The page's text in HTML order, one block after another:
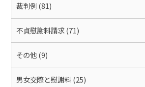
裁判例 (81)
不貞慰謝料請求 (71)
その他 (9)
男女交際と慰謝料 (25)